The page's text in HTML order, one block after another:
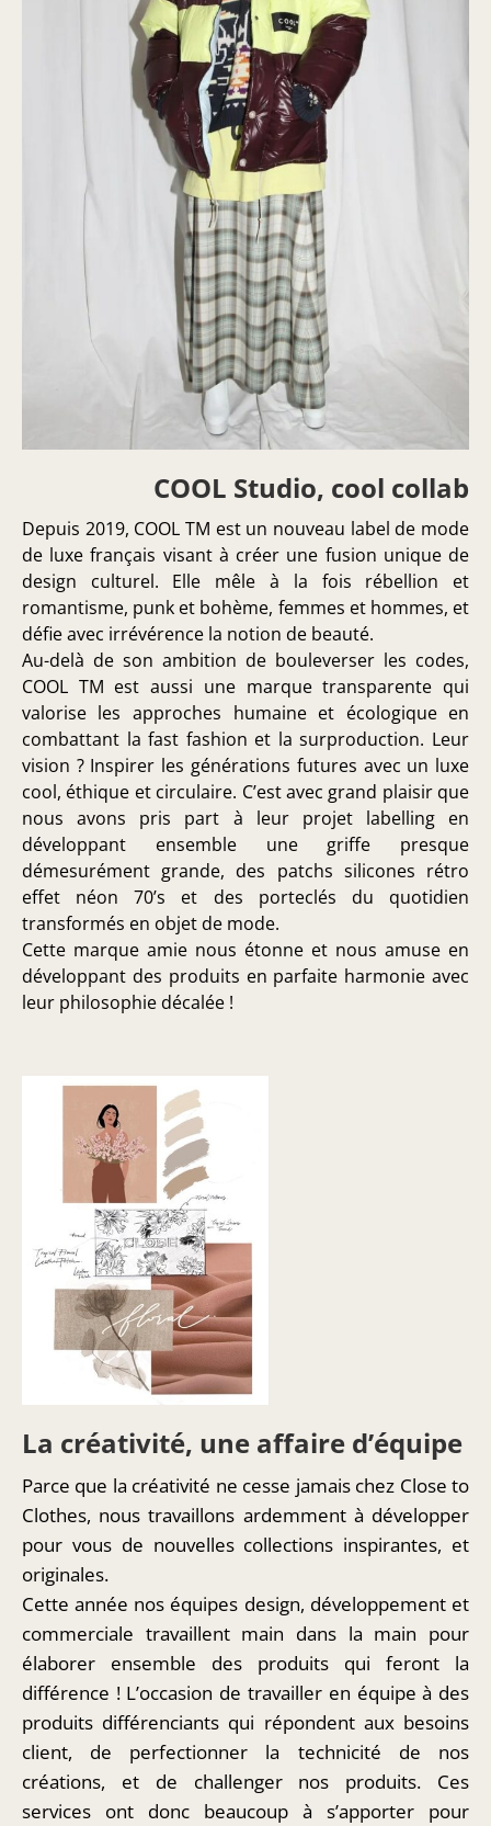
COOL Studio, cool collab
Depuis 2019, COOL TM est un nouveau label de mode
de luxe français visant à créer une fusion unique de
design culturel. Elle mêle à la fois rébellion et
romantisme, punk et bohème, femmes et hommes, et
défie avec irrévérence la notion de beauté.
Au-delà de son ambition de bouleverser les codes,
COOL TM est aussi une marque transparente qui
valorise les approches humaine et écologique en
combattant la fast fashion et la surproduction. Leur
vision ? Inspirer les générations futures avec un luxe
cool, éthique et circulaire. C’est avec grand plaisir que
nous avons pris part à leur projet labelling en
développant ensemble une griffe presque
démesurément grande, des patchs silicones rétro
effet néon 70’s et des porteclés du quotidien
transformés en objet de mode.
Cette marque amie nous étonne et nous amuse en
développant des produits en parfaite harmonie avec
leur philosophie décalée !
La créativité, une affaire d’équipe
Parce que la créativité ne cesse jamais chez Close to
Clothes, nous travaillons ardemment à développer
pour vous de nouvelles collections inspirantes, et
originales.
Cette année nos équipes design, développement et
commerciale travaillent main dans la main pour
élaborer ensemble des produits qui feront la
différence ! L’occasion de travailler en équipe à des
produits différenciants qui répondent aux besoins
client, de perfectionner la technicité de nos
créations, et de challenger nos produits. Ces
services ont donc beaucoup à s’apporter pour